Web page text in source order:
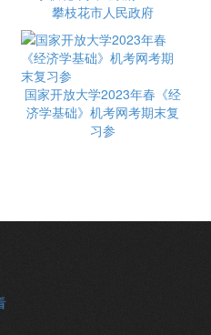
攀枝花市人民政府
国家开放大学2023年春《经
济学基础》机考网考期末复
习参